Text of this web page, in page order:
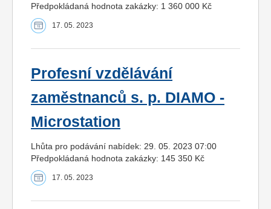
Předpokládaná hodnota zakázky: 1 360 000 Kč
17. 05. 2023
Profesní vzdělávání
zaměstnanců s. p. DIAMO -
Microstation
Lhůta pro podávání nabídek: 29. 05. 2023 07:00
Předpokládaná hodnota zakázky: 145 350 Kč
17. 05. 2023